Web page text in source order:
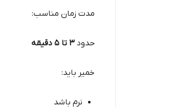
مدت زمان مناسب:
حدود ۳ تا ۵ دقیقه
خمیر باید:
نرم باشد